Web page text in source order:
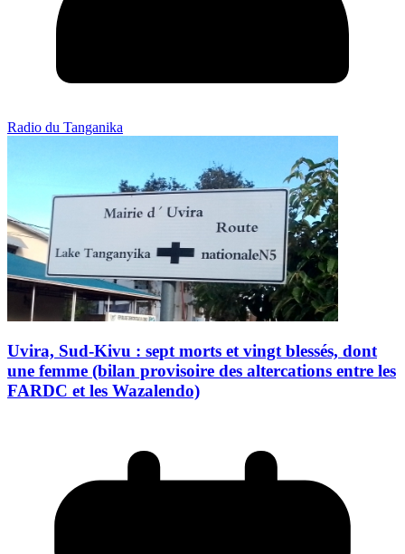
Radio du Tanganika
Uvira, Sud-Kivu : sept morts et vingt blessés, dont
une femme (bilan provisoire des altercations entre les
FARDC et les Wazalendo)